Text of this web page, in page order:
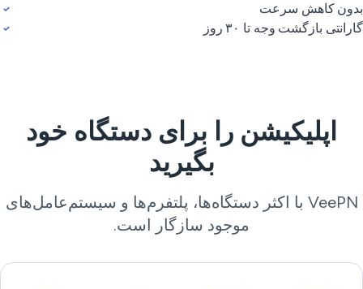
کاهش سرعت
بازگشت وجه تا ۳۰ روز
اپلیکیشن را برای دستگاه خود
بگیرید
VeePN با اکثر دستگاه‌ها، پلتفرم‌ها و سیستم‌عامل‌های
موجود سازگار است.